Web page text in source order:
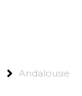
Andalousie